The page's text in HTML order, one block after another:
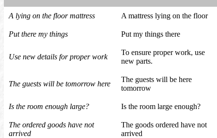
A lying on the floor mattress A mattress lying on the floor
Put there my things Put my things there
Use new details for proper work
To ensure proper work, use
new parts.
The guests will be tomorrow here
The guests will be here
tomorrow
Is the room enough large? Is the room large enough?
The ordered goods have not
arrived
The goods ordered have not
arrived